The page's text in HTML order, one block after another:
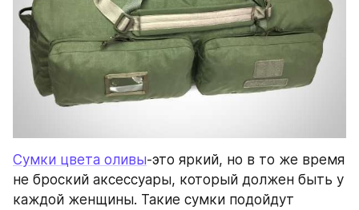
Сумки цвета оливы-это яркий, но в то же время
не броский аксессуары, который должен быть у
каждой женщины. Такие сумки подойдут